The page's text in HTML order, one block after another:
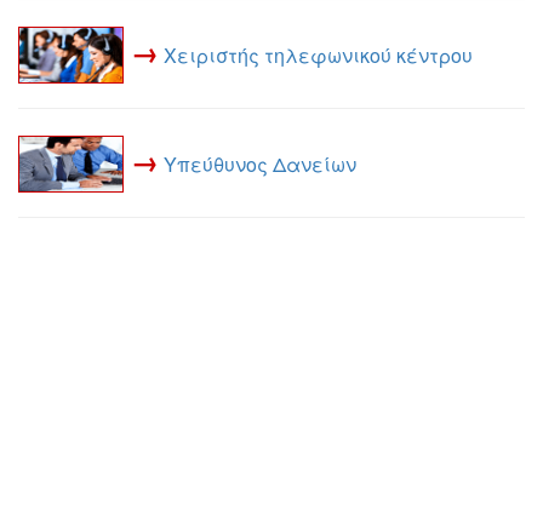
→ Χειριστής τηλεφωνικού κέντρου
→ Υπεύθυνος Δανείων